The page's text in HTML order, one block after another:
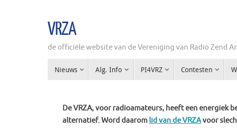
VRZA
de officiële website van de Vereniging van Radio Zend
naarNieuws Alg. Info PI4VRZ Contesten
De VRZA, voor radioamateurs, heeft een energiek
alternatief. Word daarom lid van de VRZAvoor